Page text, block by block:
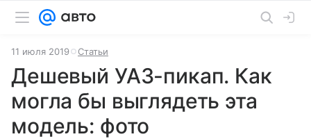
11 июля 2019 Статьи
Дешевый УАЗ-пикап. Как
могла бы выглядеть эта
модель: фото